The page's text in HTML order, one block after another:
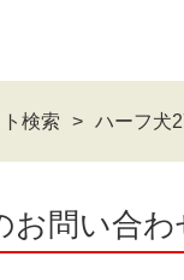
検索 ハーフ犬
お問い合